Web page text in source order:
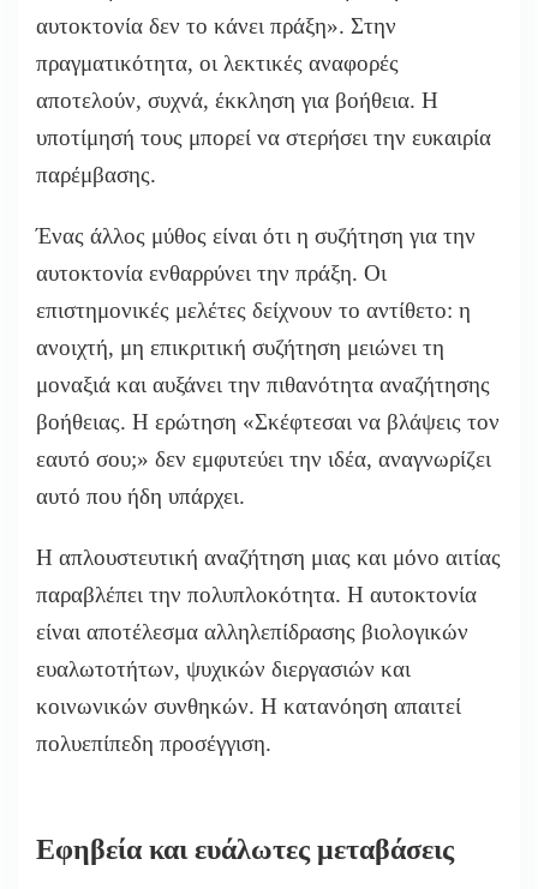
αυτοκτονία δεν το κάνει πράξη». Στην
πραγματικότητα, οι λεκτικές αναφορές
αποτελούν, συχνά, έκκληση για βοήθεια. Η
υποτίμησή τους μπορεί να στερήσει την ευκαιρία
παρέμβασης.
Ένας άλλος μύθος είναι ότι η συζήτηση για την
αυτοκτονία ενθαρρύνει την πράξη. Οι
επιστημονικές μελέτες δείχνουν το αντίθετο: η
ανοιχτή, μη επικριτική συζήτηση μειώνει τη
μοναξιά και αυξάνει την πιθανότητα αναζήτησης
βοήθειας. Η ερώτηση «Σκέφτεσαι να βλάψεις τον
εαυτό σου;» δεν εμφυτεύει την ιδέα, αναγνωρίζει
αυτό που ήδη υπάρχει.
Η απλουστευτική αναζήτηση μιας και μόνο αιτίας
παραβλέπει την πολυπλοκότητα. Η αυτοκτονία
είναι αποτέλεσμα αλληλεπίδρασης βιολογικών
ευαλωτοτήτων, ψυχικών διεργασιών και
κοινωνικών συνθηκών. Η κατανόηση απαιτεί
πολυεπίπεδη προσέγγιση.
Εφηβεία και ευάλωτες μεταβάσεις